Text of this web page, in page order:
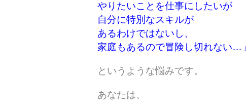
やりたいことを仕事にしたいが
自分に特別なスキルが
あるわけではないし、
家庭もあるので冒険し切れない…」
というような悩みです。
あなたは、